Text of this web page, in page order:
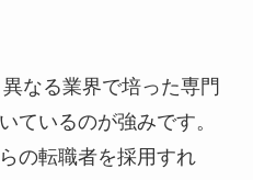
なる業界で培った専門
ているのが強みです。
の転職者を採用すれ